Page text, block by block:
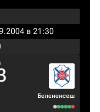
в 21:30
Белененсеш